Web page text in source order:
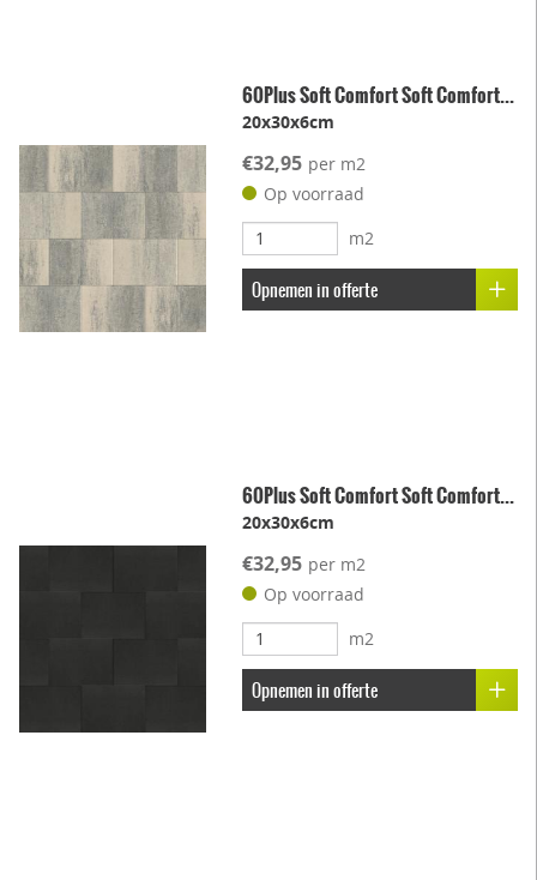
60Plus Soft Comfort Soft Comfort...
20x30x6cm
€32,95 per m2
Op voorraad
m2
Opnemen in offerte
60Plus Soft Comfort Soft Comfort...
20x30x6cm
€32,95 per m2
Op voorraad
m2
Opnemen in offerte